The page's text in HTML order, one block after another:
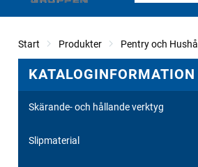
Start Produkter Pentry och Hushåll
KATALOGINFORMATION
Skärande- och hållande verktyg
Slipmaterial